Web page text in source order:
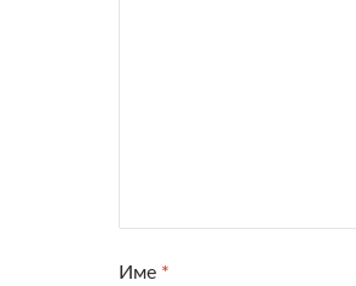
Име *